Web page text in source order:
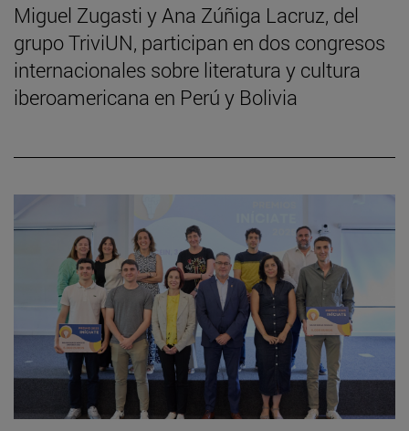
Miguel Zugasti y Ana Zúñiga Lacruz, del
grupo TriviUN, participan en dos congresos
internacionales sobre literatura y cultura
iberoamericana en Perú y Bolivia